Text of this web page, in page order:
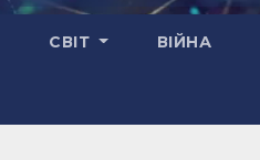
СВІТ ВІЙНА